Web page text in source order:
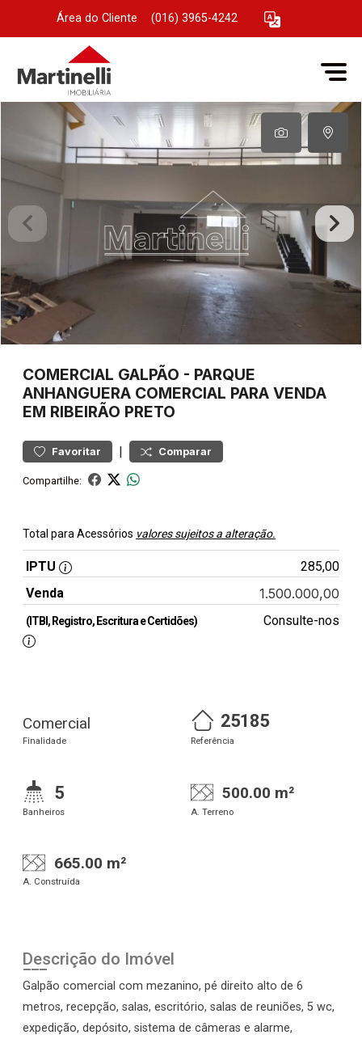
Área do Cliente (016) 3965-4242
COMERCIAL GALPÃO - PARQUE
ANHANGUERA COMERCIAL PARA VENDA
EM RIBEIRÃO PRETO
Favoritar | Comparar
Compartilhe:
Total para Acessórios valores sujeitos a alteração.
IPTU
285,00
Venda
1.500.000,00
(ITBI, Registro, Escritura e Certidões) Consulte-nos
Comercial
Finalidade
25185
Referência
5
Banheiros
500.00 m²
A. Terreno
665.00 m²
A. Construída
Descrição do Imóvel
Galpão comercial com mezanino, pé direito alto de 6
metros, recepção, salas, escritório, salas de reuniões, 5 wc,
expedição, depósito, sistema de câmeras e alarme,